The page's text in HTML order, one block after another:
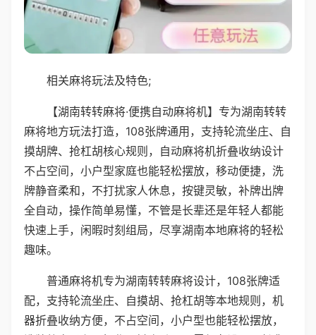
相关麻将玩法及特色;
【湖南转转麻将·便携自动麻将机】专为湖南转转
麻将地方玩法打造，108张牌通用，支持轮流坐庄、自
摸胡牌、抢杠胡核心规则，自动麻将机折叠收纳设计
不占空间，小户型家庭也能轻松摆放，移动便捷，洗
牌静音柔和，不打扰家人休息，按键灵敏，补牌出牌
全自动，操作简单易懂，不管是长辈还是年轻人都能
快速上手，闲暇时刻组局，尽享湖南本地麻将的轻松
趣味。
普通麻将机专为湖南转转麻将设计，108张牌适
配，支持轮流坐庄、自摸胡、抢杠胡等本地规则，机
器折叠收纳方便，不占空间，小户型也能轻松摆放，